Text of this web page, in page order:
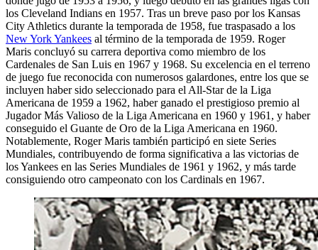
los Cleveland Indians en 1957. Tras un breve paso por los Kansas
City Athletics durante la temporada de 1958, fue traspasado a los
New York Yankees al término de la temporada de 1959. Roger
Maris concluyó su carrera deportiva como miembro de los
Cardenales de San Luis en 1967 y 1968. Su excelencia en el terreno
de juego fue reconocida con numerosos galardones, entre los que se
incluyen haber sido seleccionado para el All-Star de la Liga
Americana de 1959 a 1962, haber ganado el prestigioso premio al
Jugador Más Valioso de la Liga Americana en 1960 y 1961, y haber
conseguido el Guante de Oro de la Liga Americana en 1960.
Notablemente, Roger Maris también participó en siete Series
Mundiales, contribuyendo de forma significativa a las victorias de
los Yankees en las Series Mundiales de 1961 y 1962, y más tarde
consiguiendo otro campeonato con los Cardinals en 1967.